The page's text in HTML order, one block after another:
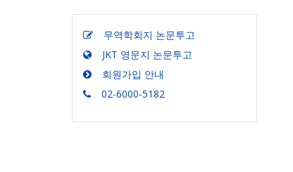
무역학회지 논문투고
JKT 영문지 논문투고
회원가입 안내
02-6000-5182